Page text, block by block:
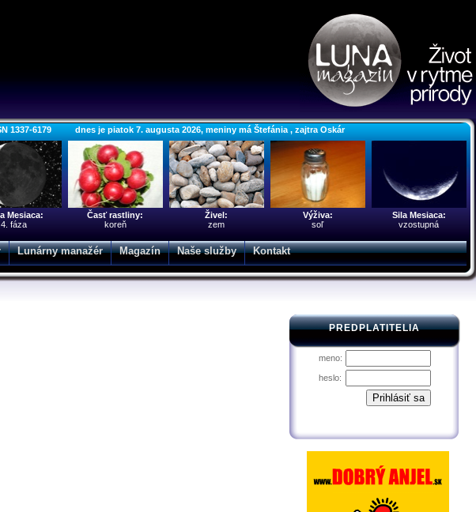
1337-6179 dnes je piatok 7. augusta 2026, meniny má Štefánia , zajtra Oskár
Mesiaca:
4. fáza
Časť rastliny:
koreň
Živel:
zem
Výživa:
soľ
Sila Mesiaca:
vzostupná
Lunárny manažér Magazín Naše služby Kontakt
PREDPLATITELIA
meno:
heslo: